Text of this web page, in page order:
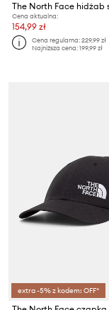
Cena aktualna:
154,99 zł
Cena regularna:229,99 zł
Najniższa cena:199,99 zł
extra -5% z kodem: OFF*